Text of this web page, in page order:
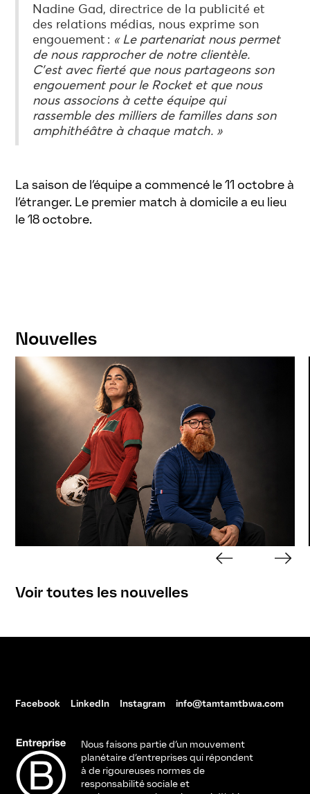
Nadine Gad, directrice de la publicité et
des relations médias, nous exprime son
engouement : « Le partenariat nous permet
de nous rapprocher de notre clientèle.
C’est avec fierté que nous partageons son
engouement pour le Rocket et que nous
nous associons à cette équipe qui
rassemble des milliers de familles dans son
amphithéâtre à chaque match. »
La saison de l’équipe a commencé le 11 octobre à
l’étranger. Le premier match à domicile a eu lieu
le 18 octobre.
Nouvelles
Voir toutes les nouvelles
Facebook LinkedIn Instagram info@tamtamtbwa.com
Nous faisons partie d’un mouvement
planétaire d’entreprises qui répondent
à de rigoureuses normes de
responsabilité sociale et